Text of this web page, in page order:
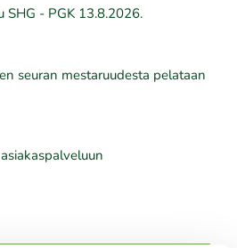
SHG - PGK 13.8.2026.
seuran mestaruudesta pelataan